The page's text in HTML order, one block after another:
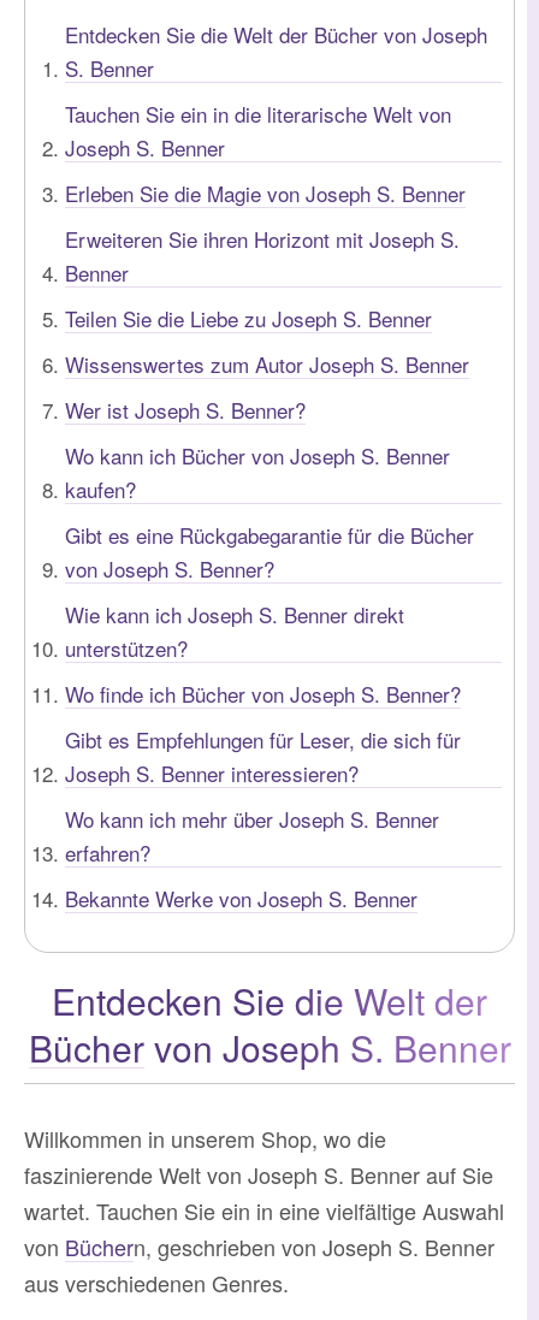
Entdecken Sie die Welt der Bücher von Joseph
S. Benner
Tauchen Sie ein in die literarische Welt von
Joseph S. Benner
Erleben Sie die Magie von Joseph S. Benner
Erweiteren Sie ihren Horizont mit Joseph S.
Benner
Teilen Sie die Liebe zu Joseph S. Benner
Wissenswertes zum Autor Joseph S. Benner
Wer ist Joseph S. Benner?
Wo kann ich Bücher von Joseph S. Benner
kaufen?
Gibt es eine Rückgabegarantie für die Bücher
von Joseph S. Benner?
Wie kann ich Joseph S. Benner direkt
unterstützen?
Wo finde ich Bücher von Joseph S. Benner?
Gibt es Empfehlungen für Leser, die sich für
Joseph S. Benner interessieren?
Wo kann ich mehr über Joseph S. Benner
erfahren?
Bekannte Werke von Joseph S. Benner
Entdecken Sie die Welt der
Büchervon Joseph S. Benner
Willkommen in unserem Shop, wo die
faszinierende Welt von Joseph S. Benner auf Sie
wartet. Tauchen Sie ein in eine vielfältige Auswahl
von Büchern, geschrieben von Joseph S. Benner
aus verschiedenen Genres.